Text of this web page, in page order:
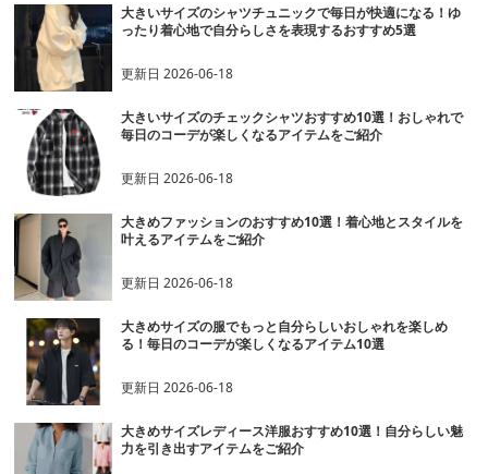
大きいサイズのシャツチュニックで毎日が快適になる！ゆ
ったり着心地で自分らしさを表現するおすすめ5選
更新日2026-06-18
大きいサイズのチェックシャツおすすめ10選！おしゃれで
毎日のコーデが楽しくなるアイテムをご紹介
更新日2026-06-18
大きめファッションのおすすめ10選！着心地とスタイルを
叶えるアイテムをご紹介
更新日2026-06-18
大きめサイズの服でもっと自分らしいおしゃれを楽しめ
る！毎日のコーデが楽しくなるアイテム10選
更新日2026-06-18
大きめサイズレディース洋服おすすめ10選！自分らしい魅
力を引き出すアイテムをご紹介